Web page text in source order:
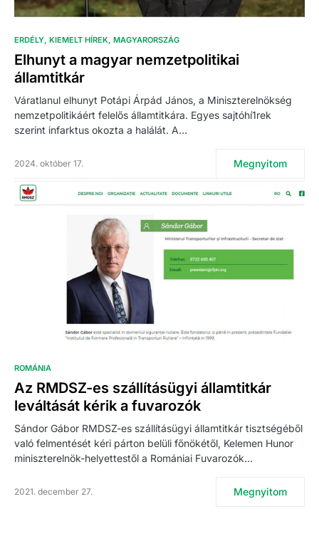
ERDÉLY KIEMELT HÍREK MAGYARORSZÁG
Elhunyt a magyar nemzetpolitikai
államtitkár
Váratlanul elhunyt Potápi Árpád János, a Miniszterelnökség
nemzetpolitikáért felelős államtitkára. Egyes sajtóhí1rek
szerint infarktus okozta a halálát. A…
2024. október 17. Megnyitom
ROMÁNIA
Az RMDSZ-es szállításügyi államtitkár
leváltását kérik a fuvarozók
Sándor Gábor RMDSZ-es szállításügyi államtitkár tisztségéből
való felmentését kéri párton belüli főnökétől, Kelemen Hunor
miniszterelnök-helyettestől a Romániai Fuvarozók…
2021. december 27. Megnyitom